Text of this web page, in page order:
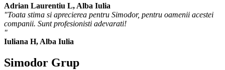
Adrian Laurentiu L, Alba Iulia
"Toata stima si aprecierea pentru Simodor, pentru oamenii acestei
companii. Sunt profesionisti adevarati!
"
Iuliana H, Alba Iulia
Simodor Grup